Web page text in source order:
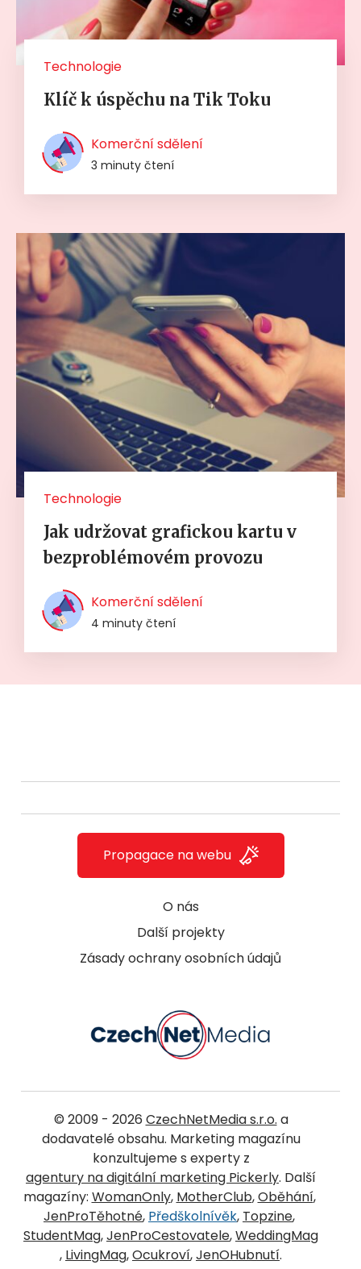
Technologie
Klíč k úspěchu na Tik Toku
Komerční sdělení
3 minuty čtení
Technologie
Jak udržovat grafickou kartu v
bezproblémovém provozu
Komerční sdělení
4 minuty čtení
O nás
Další projekty
Zásady ochrany osobních údajů
Propagace na webu
© 2009 - 2026 CzechNetMedia s.r.o. a
dodavatelé obsahu. Marketing magazínu
konzultujeme s experty z
agentury na digitální marketing Pickerly. Další
magazíny: WomanOnly, MotherClub,Oběhání,
JenProTěhotné, Předškolnívěk, Topzine,
StudentMag,JenProCestovatele,WeddingMag
, LivingMag,Ocukroví,JenOHubnutí.